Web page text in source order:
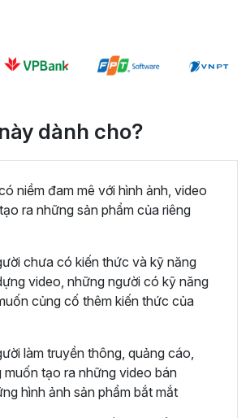
dành cho?
niềm đam mê với hình ảnh, video
ra những sản phẩm của riêng
chưa có kiến thức và kỹ năng
video, những người có kỹ năng
củng cố thêm kiến thức của
làm truyền thông, quảng cáo,
muốn tạo ra những video bán
hình ảnh sản phẩm bắt mắt